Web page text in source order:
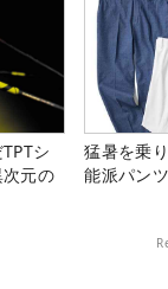
シ
元の
猛暑を乗
能派パン